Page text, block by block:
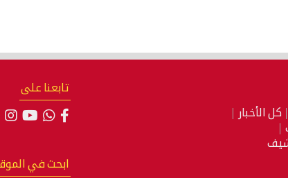
كل الأخبار
تابعنا على
ابحث في